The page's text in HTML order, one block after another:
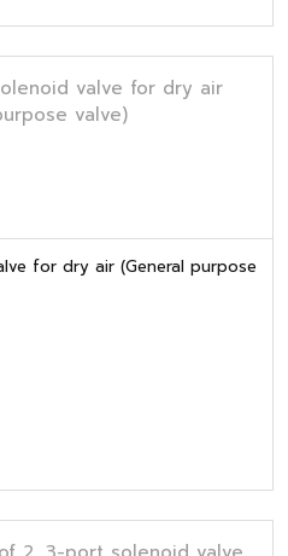
for dry air (General purpose